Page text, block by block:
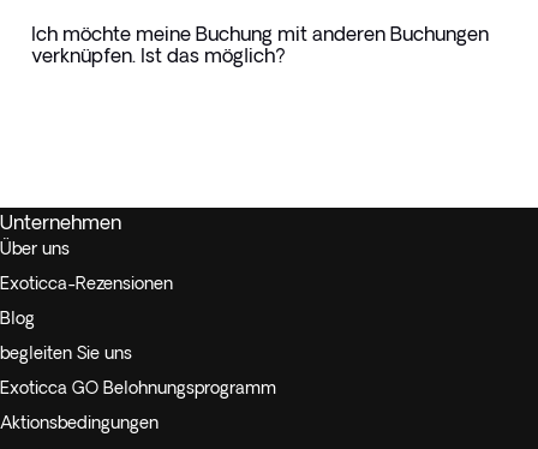
Ich möchte meine Buchung mit anderen Buchungen
verknüpfen. Ist das möglich?